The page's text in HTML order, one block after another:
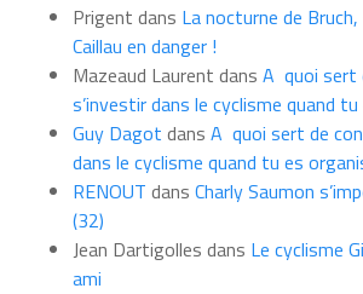
moisPrigent dans La nocturne de
Caillau en danger !
Mazeaud Laurent dans A quoi sert
s’investir dans le cyclisme quand
Guy Dagot dans A quoi sert de
dans le cyclisme quand tu es
RENOUT dans Charly Saumon
(32)
Jean Dartigolles dans Le cyclisme
ami